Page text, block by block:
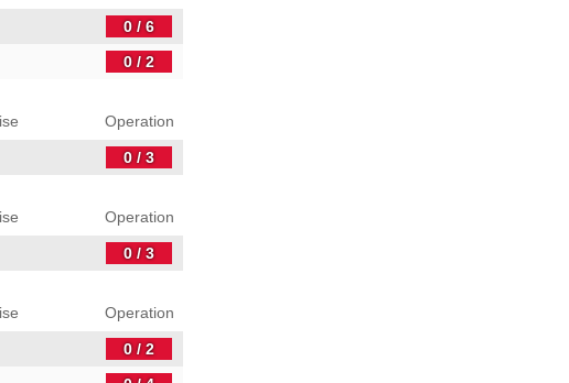
0 / 6
0 / 2
Operation
0 / 3
Operation
0 / 3
Operation
0 / 2